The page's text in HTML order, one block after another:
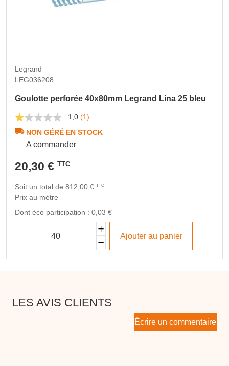
Legrand
LEG036208
Goulotte perforée 40x80mm Legrand Lina 25 bleu
1,0 (1)
NON GÉRÉ EN STOCK
A commander
20,30 € TTC
Soit un total de 812,00 € TTC
Prix au mètre
Dont éco participation : 0,03 €
Ajouter au panier
LES AVIS CLIENTS
Écrire un commentaire